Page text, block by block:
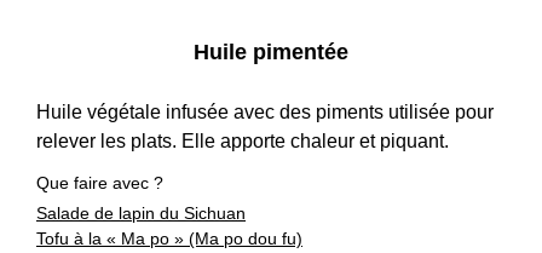
Huile pimentée
Huile végétale infusée avec des piments utilisée pour
relever les plats. Elle apporte chaleur et piquant.
Que faire avec ?
Salade de lapin du Sichuan
Tofu à la « Ma po » (Ma po dou fu)